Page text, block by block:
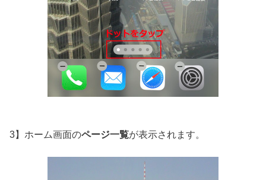
3】ホーム画面のページ一覧が表示されます。